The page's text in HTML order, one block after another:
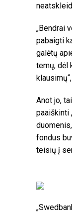
„Bendrai
pabaigti
galėtų
temų, dėl
Anot jo,
paaiškinti
fondus
teisių į